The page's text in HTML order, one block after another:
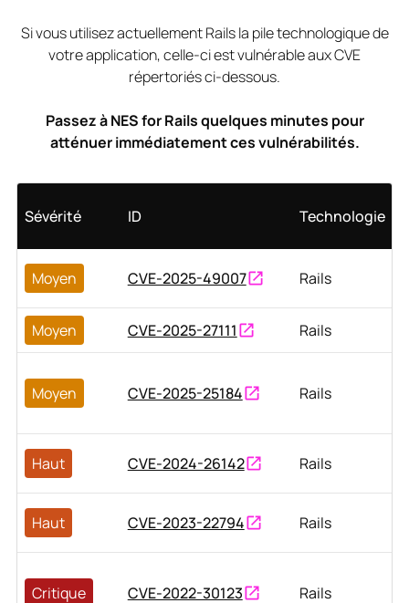
Si vous utilisez actuellement Rails la pile technologique de
votre application, celle-ci est vulnérable aux CVE
répertoriés ci-dessous.
Passez à NES for Rails quelques minutes pour
atténuer immédiatement ces vulnérabilités.
Sévérité ID Technologie
Moyen CVE-2025-49007 Rails
Moyen CVE-2025-27111 Rails
Moyen CVE-2025-25184 Rails
Haut CVE-2024-26142 Rails
Haut CVE-2023-22794 Rails
Critique CVE-2022-30123 Rails